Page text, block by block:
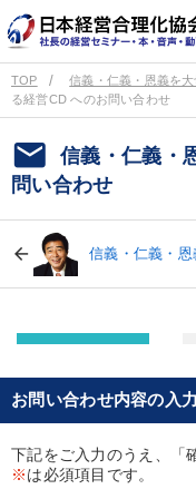
TOP 信義・仁義・恩義を
る経営CD へのお問い合わせ
email
信義・仁義・
問い合わせ
信義・仁義・
お問い合わせ内容の入力
下記をご入力のうえ、「
※は必須項目です。